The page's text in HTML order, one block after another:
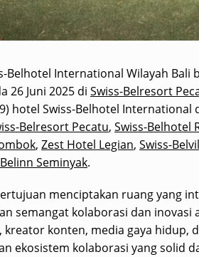
Belhotel International Wilayah
26 Juni 2025 di Swiss-Belresort
hotel Swiss-Belhotel International
Belresort Pecatu, Swiss-Belhotel
, Zest Hotel Legian, Swiss-
Seminyak.
menciptakan ruang yang
semangat kolaborasi dan
kreator konten, media gaya hidup,
ekosistem kolaborasi yang solid